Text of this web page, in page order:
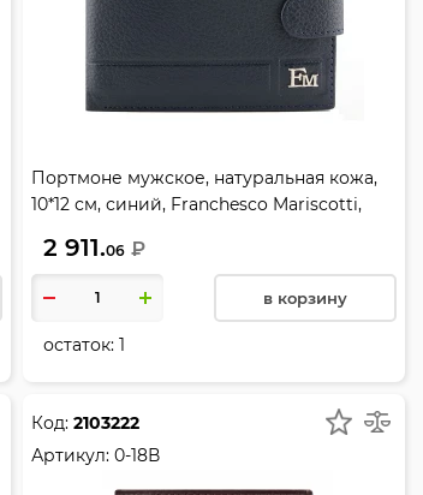
Портмоне мужское, натуральная кожа,
10*12 см, синий, Franchesco Mariscotti,
2 911.06 ₽
в корзину
остаток: 1
Код: 2103222
Артикул: 0-18В